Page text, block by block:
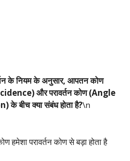
के नियम के अनुसार, आपतन कोण
और परावर्तन कोण (Angle
बीच क्या संबंध होता है?\n
हमेशा परावर्तन कोण से बड़ा होता है